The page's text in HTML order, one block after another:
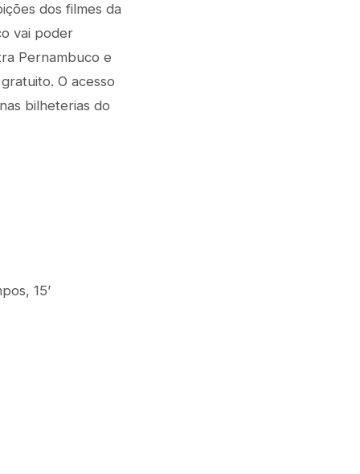
dos filmes da
vai poder
Pernambuco e
O acesso
bilheterias do
15’